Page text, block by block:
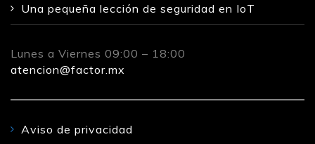
Una pequeña lección de seguridad en IoT
Lunes a Viernes 09:00 – 18:00
atencion@factor.mx
Aviso de privacidad